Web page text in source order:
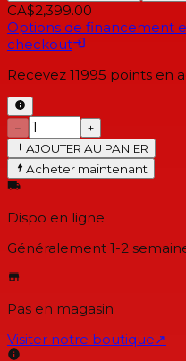
CA$2,399.00
Options de financement
checkout
Recevez 11995 points en
−
+
AJOUTER AU PANIER
Acheter maintenant
Dispo en ligne
Généralement 1-2
Pas en magasin
Visiter notre boutique↗